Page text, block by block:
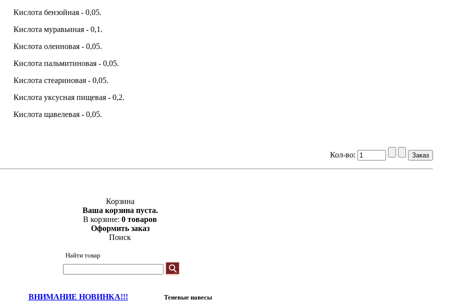
Кислота бензойная - 0,05.
Кислота муравьиная - 0,1.
Кислота олеиновая - 0,05.
Кислота пальмитиновая - 0,05.
Кислота стеариновая - 0,05.
Кислота уксусная пищевая - 0,2.
Кислота щавелевая - 0,05.
Кол-во:
Корзина
Ваша корзина пуста.
В корзине: 0 товаров
Оформить заказ
Поиск
Найти товар
ВНИМАНИЕ НОВИНКА!!! Теневые навесы